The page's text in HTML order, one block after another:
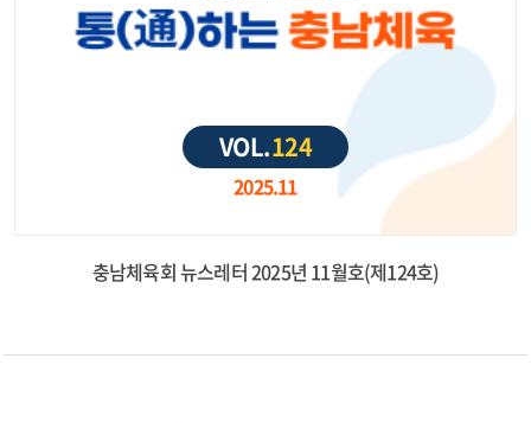
VOL.124
2025.11
충남체육회 뉴스레터 2025년 11월호(제124호)